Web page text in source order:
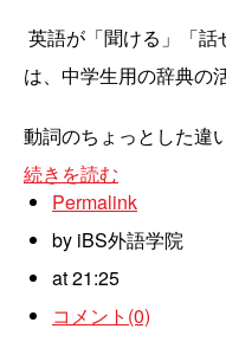
英語が「聞ける」「
は、中学生用の辞典の
動詞のちょっとした違
続きを読む
Permalink
by iBS外語学院
at 21:25
コメント(0)